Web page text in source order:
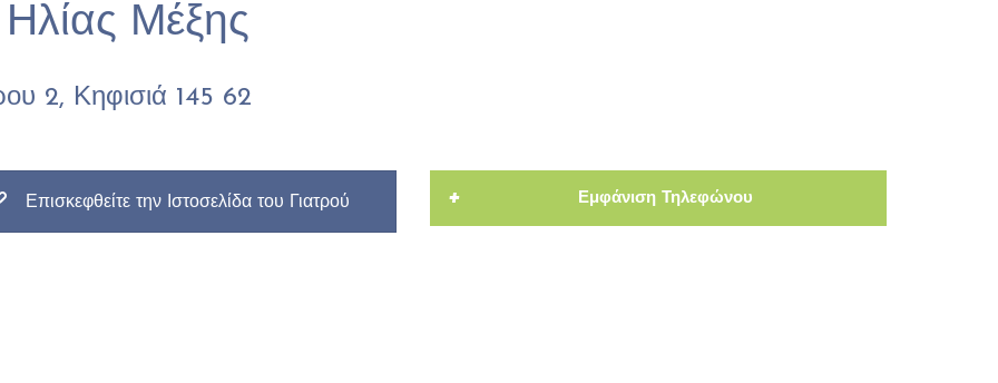
Ηλίας Μέξης
2, Κηφισιά 145 62
Επισκεφθείτε την Ιστοσελίδα του Γιατρού + Εμφάνιση Τηλεφώνου